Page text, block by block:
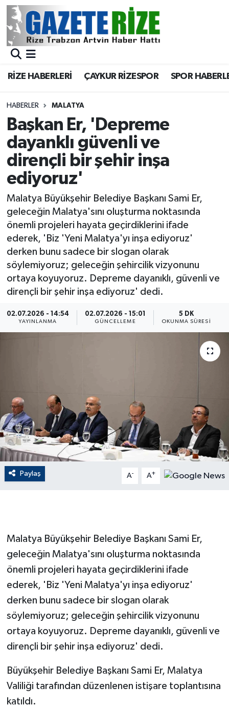
RİZE HABERLERİ ÇAYKUR RİZESPOR SPOR
HABERLER MALATYA
Başkan Er, 'Depreme
dayanklı güvenli ve
dirençli bir şehir inşa
ediyoruz'
Malatya Büyükşehir Belediye Başkanı Sami Er,
geleceğin Malatya'sını oluşturma noktasında
önemli projeleri hayata geçirdiklerini ifade
ederek, 'Biz 'Yeni Malatya'yı inşa ediyoruz'
derken bunu sadece bir slogan olarak
söylemiyoruz; geleceğin şehircilik vizyonunu
ortaya koyuyoruz. Depreme dayanıklı, güvenli ve
dirençli bir şehir inşa ediyoruz' dedi.
02.07.2026 - 14:54
YAYINLANMA
02.07.2026 - 15:01
GÜNCELLEME
5 DK
OKUNMA SÜRESI
Paylaş A- A+
Malatya Büyükşehir Belediye Başkanı Sami Er,
geleceğin Malatya'sını oluşturma noktasında
önemli projeleri hayata geçirdiklerini ifade
ederek, 'Biz 'Yeni Malatya'yı inşa ediyoruz'
derken bunu sadece bir slogan olarak
söylemiyoruz; geleceğin şehircilik vizyonunu
ortaya koyuyoruz. Depreme dayanıklı, güvenli ve
dirençli bir şehir inşa ediyoruz' dedi.
Büyükşehir Belediye Başkanı Sami Er, Malatya
Valiliği tarafından düzenlenen istişare toplantısına
katıldı.
BÖLGEMİZ
Asayiş
Rize Jandarma Komutanlığı
Bilim Teknoloji
Bölge
Advertising news
Canlı Maç
ÇEVRE
Dış Haberler
Finans
Flaş Haber
Gayrimenkul
GENEL
Güvenlik
HABERDE İNSAN
İNSAN
İş Dünyası
Kadın
KÜLTÜR SANAT
Merkez Nöbetçi Eczaneler
Merkez Trafik Yoğunluk Haritası
Süper Lig Puan Durumu ve Fikstür
Tüm Manşetler
Son Dakika Haberleri
Haber Arşivi